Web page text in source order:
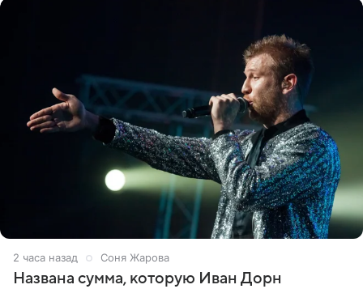
2 часа назад Соня Жарова
Названа сумма, которую Иван Дорн